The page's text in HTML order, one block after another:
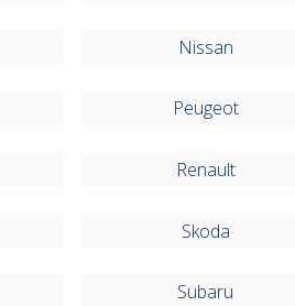
Nissan
Peugeot
Renault
Skoda
Subaru